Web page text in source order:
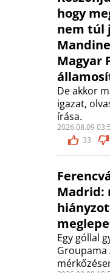
hogy
nem túl
Magyar
De akkor
igazat,
írása.
2026.08.09
33
Madrid:
Egy góllal
Groupama